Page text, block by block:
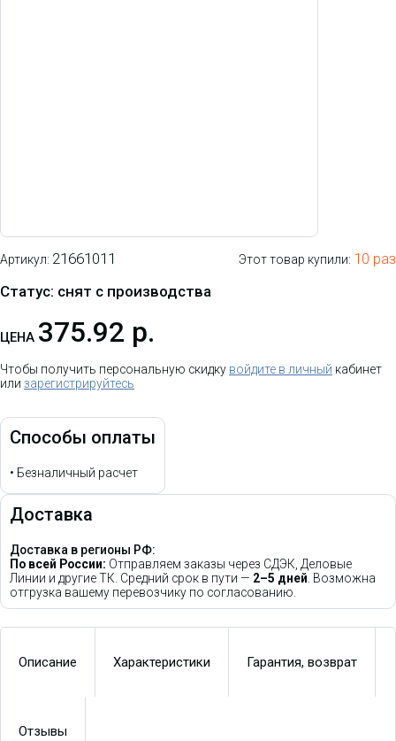
Артикул: 21661011
Статус: снят с производства
Этот товар купили: 10 раз
ЦЕНА 375.92 р.
Чтобы получить персональную скидку войдите в личный кабинет
или зарегистрируйтесь
Способы оплаты
• Безналичный расчет
Доставка
Доставка в регионы РФ:
По всей России: Отправляем заказы через СДЭК, Деловые
Линии и другие ТК. Средний срок в пути — 2–5 дней. Возможна
отгрузка вашему перевозчику по согласованию.
Описание Характеристики Гарантия, возврат
Отзывы